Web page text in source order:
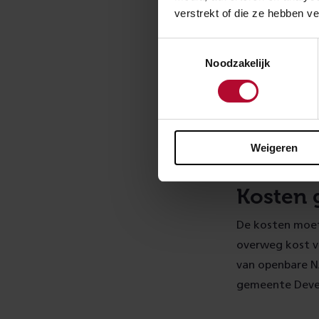
verstrekt of die ze hebben
Noodzakelijk
Weigeren
Onze voorkeur
omwonenden
er nu voor
De bereikte
met de
in 2023 de
Kosten
De kosten
overweg kost
van openbare
gemeente